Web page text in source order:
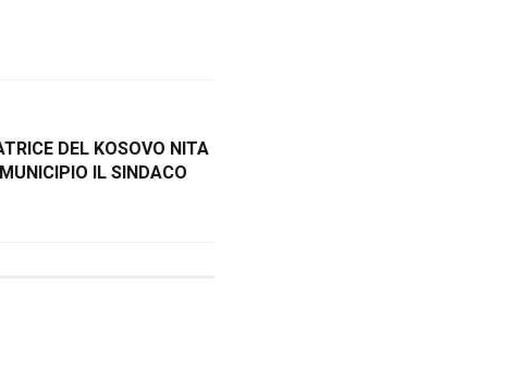
DEL KOSOVO NITA
IL SINDACO